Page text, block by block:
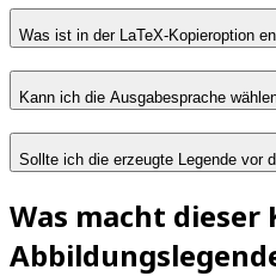
Was ist in der LaTeX-Kopieroption
Kann ich die Ausgabesprache
Sollte ich die erzeugte Legende vor
Was macht dieser